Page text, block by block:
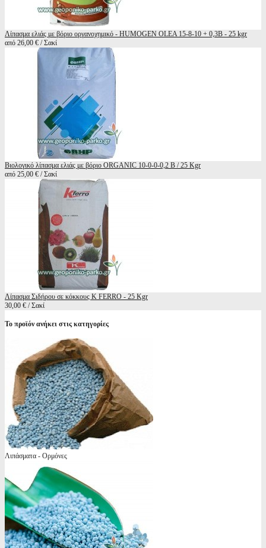
Λίπασμα ελιάς με βόριο οργανοχημικό - HUMOGEN OLEA 15-8-10 + 0,3B - 25 kgr
από 26,00 € / Σακί
Βιολογικό λίπασμα ελιάς με βόριο ORGANIC 10-0-0-0,2 B / 25 Kgr
από 25,00 € / Σακί
Λίπασμα Σιδήρου σε κόκκους K FERRO - 25 Kgr
30,00 € / Σακί
Το προϊόν ανήκει στις κατηγορίες
Λιπάσματα - Ορμόνες